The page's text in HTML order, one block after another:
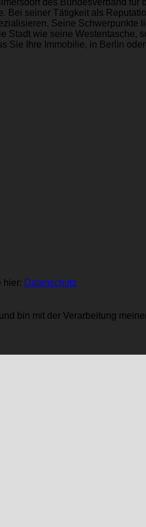
seiner Tätigkeit als
Seine
wie seine Westentasche,
Ihre Immobilie, in Berlin
hier: Datenschutz
bin mit der Verarbeitung